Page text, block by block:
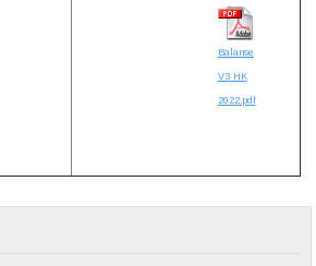
Balanse
V3 HK
2022.pdf